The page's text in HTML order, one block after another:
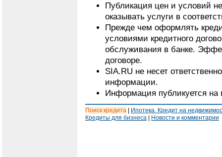
Публикация цен и условий
оказывать услуги в
Прежде чем оформлять
условиями кредитного
обслуживания в банке.
договоре.
SIA.RU не несет
информации.
Информация публикуется на
Поиск кредита
Ипотека. Кредит на
Кредиты для бизнеса
Новости и комментарии